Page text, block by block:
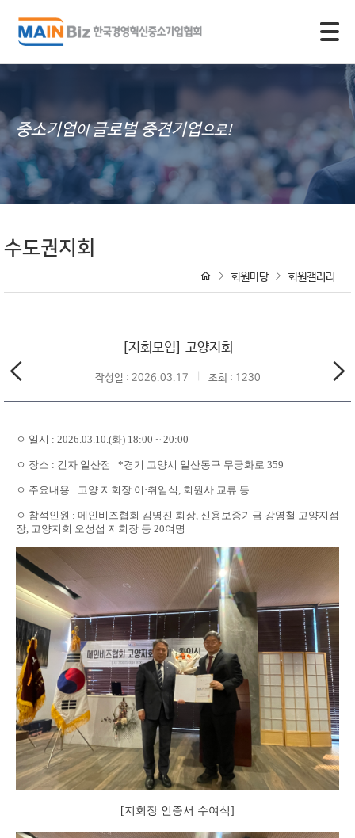
중소기업이글로벌 중견기업으로!
수도권지회
회원마당 회원갤러리
[지회모임] 고양지회
작성일 : 2026.03.17 조회 : 1230
ㅇ 일시 : 2026.03.10.(화) 18:00 ~ 20:00
ㅇ 장소 : 긴자 일산점 *경기 고양시 일산동구 무궁화로 359
ㅇ 주요내용 : 고양 지회장 이 ·취임식, 회원사 교류 등
ㅇ 참석인원 : 메인비즈협회 김명진 회장, 신용보증기금 강영철 고양지점
장, 고양지회 오성섭 지회장 등 20여명
[지회장 인증서 수여식]